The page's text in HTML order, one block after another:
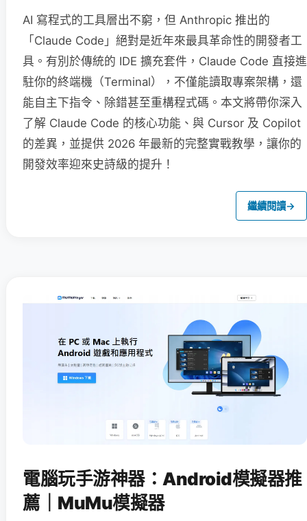
AI 寫程式的工具層出不窮，但 Anthropic 推出的
「Claude Code」絕對是近年來最具革命性的開發者工
具。有別於傳統的 IDE 擴充套件，Claude Code 直接進
駐你的終端機（Terminal），不僅能讀取專案架構，還
能自主下指令、除錯甚至重構程式碼。本文將帶你深入
了解 Claude Code 的核心功能、與 Cursor 及 Copilot
的差異，並提供 2026 年最新的完整實戰教學，讓你的
開發效率迎來史詩級的提升！
繼續閱讀→
電腦玩手游神器：Android模擬器推
薦｜MuMu模擬器